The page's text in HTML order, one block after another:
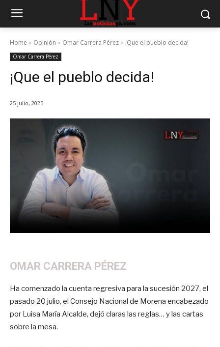
Home Opinión Omar Carrera Pérez ¡Que el pueblo decida!
Omar Carrera Pérez
¡Que el pueblo decida!
25 julio, 2025
OMAR CARRERA PÉREZ
Ha comenzado la cuenta regresiva para la sucesión 2027, el
pasado 20 julio, el Consejo Nacional de Morena encabezado
por Luisa María Alcalde, dejó claras las reglas… y las cartas
sobre la mesa.